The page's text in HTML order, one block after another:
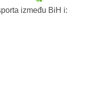
između BiH i: